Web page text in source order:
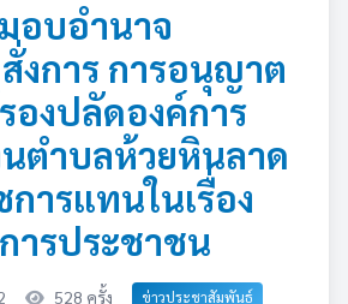
อบอำนาจ
งการ การอนุญาต
องปลัดองค์การ
ตำบลห้วยหินลาด
ารแทนในเรื่อง
ารประชาชน
528 ครั้ง ข่าวประชาสัมพันธ์